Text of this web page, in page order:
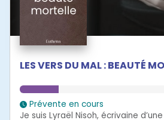
LES VERS DU MAL : BEAUTÉ
Prévente en cours
Je suis Lyraël Nisoh, écrivaine